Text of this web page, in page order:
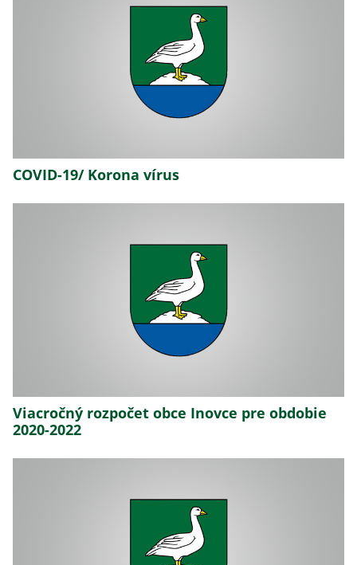
COVID-19/ Korona vírus
Viacročný rozpočet obce Inovce pre obdobie
2020-2022